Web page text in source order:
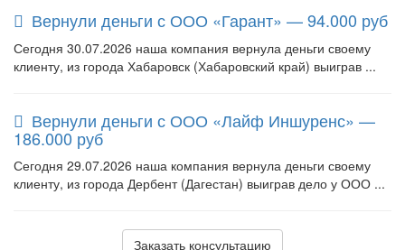
Вернули деньги с ООО «Гарант» — 94.000 руб
Сегодня 30.07.2026 наша компания вернула деньги своему
клиенту, из города Хабаровск (Хабаровский край) выиграв ...
Вернули деньги с ООО «Лайф Иншуренс» —
186.000 руб
Сегодня 29.07.2026 наша компания вернула деньги своему
клиенту, из города Дербент (Дагестан) выиграв дело у ООО ...
Заказать консультацию